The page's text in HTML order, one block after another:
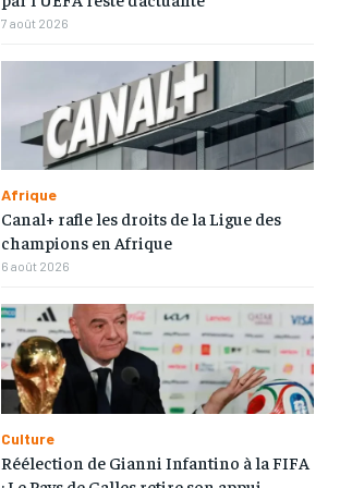
7 août 2026
Afrique
Canal+ rafle les droits de la Ligue des
champions en Afrique
6 août 2026
Culture
Réélection de Gianni Infantino à la FIFA